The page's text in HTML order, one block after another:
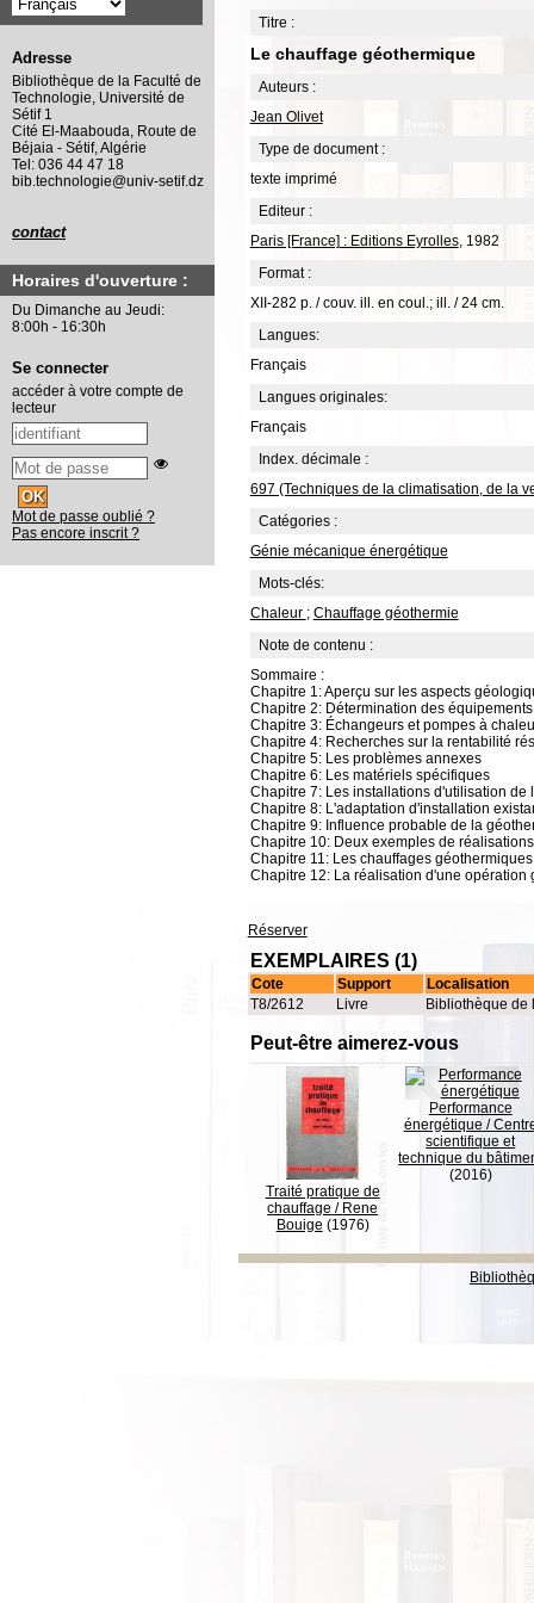
Titre :
Le chauffage géothermique
Auteurs :
Jean Olivet
Type de document :
texte imprimé
Editeur :
Paris [France] : Editions Eyrolles, 1982
Format :
XII-282 p. / couv. ill. en coul.; ill. / 24 cm.
Langues:
Français
Langues originales:
Français
Index. décimale :
697 (Techniques de la climatisation, de la
Catégories :
Génie mécanique énergétique
Mots-clés:
Chaleur ; Chauffage géothermie
Note de contenu :
Sommaire :
Chapitre 1: Aperçu sur les aspects
Chapitre 2: Détermination des
Chapitre 3: Échangeurs et pompes à
Chapitre 4: Recherches sur la rentabilité
Chapitre 5: Les problèmes annexes
Chapitre 6: Les matériels spécifiques
Chapitre 7: Les installations d'utilisation de
Chapitre 8: L'adaptation d'installation
Chapitre 9: Influence probable de la
Chapitre 10: Deux exemples de
Chapitre 11: Les chauffages
Chapitre 12: La réalisation d'une opération
Réserver
EXEMPLAIRES (1)
Cote Support
Localisation
T8/2612
Livre Bibliothèque de
Peut-être aimerez-vous
Traité pratique de
chauffage / Rene
Bouige (1976)
Performance
énergétique /
scientifique et
technique du
(2016)
Adresse
Bibliothèque de la Faculté de
Technologie, Université de
Sétif 1
Cité El-Maabouda, Route de
Béjaia - Sétif, Algérie
Tel: 036 44 47 18
bib.technologie@univ-setif.dz
contact
Horaires d'ouverture :
Du Dimanche au Jeudi:
8:00h - 16:30h
Se connecter
accéder à votre compte de
lecteur
Mot de passe oublié ?
Pas encore inscrit ?